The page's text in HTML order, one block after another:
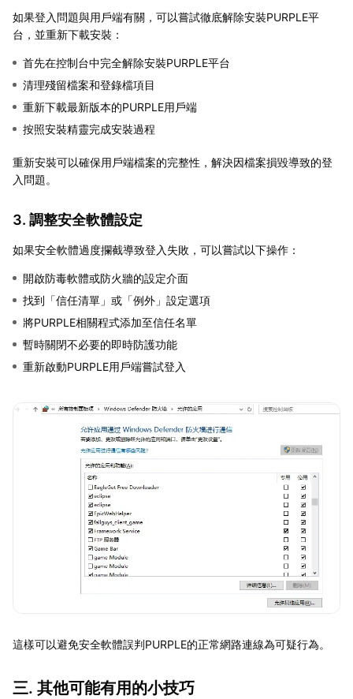
如果登入問題與用戶端有關，可以嘗試徹底解除安裝PURPLE平
台，並重新下載安裝：
首先在控制台中完全解除安裝PURPLE平台
清理殘留檔案和登錄檔項目
重新下載最新版本的PURPLE用戶端
按照安裝精靈完成安裝過程
重新安裝可以確保用戶端檔案的完整性，解決因檔案損毀導致的登
入問題。
3. 調整安全軟體設定
如果安全軟體過度攔截導致登入失敗，可以嘗試以下操作：
開啟防毒軟體或防火牆的設定介面
找到「信任清單」或「例外」設定選項
將PURPLE相關程式添加至信任名單
暫時關閉不必要的即時防護功能
重新啟動PURPLE用戶端嘗試登入
這樣可以避免安全軟體誤判PURPLE的正常網路連線為可疑行為。
三. 其他可能有用的小技巧